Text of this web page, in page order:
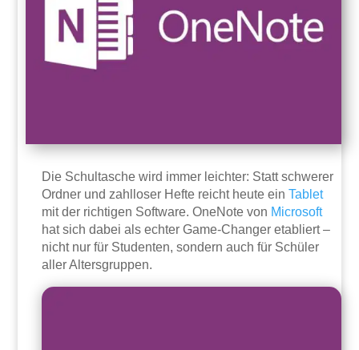
Die Schultasche wird immer leichter: Statt schwerer
Ordner und zahlloser Hefte reicht heute einTablet
mit der richtigen Software. OneNote von Microsoft
hat sich dabei als echter Game-Changer etabliert –
nicht nur für Studenten, sondern auch für Schüler
aller Altersgruppen.